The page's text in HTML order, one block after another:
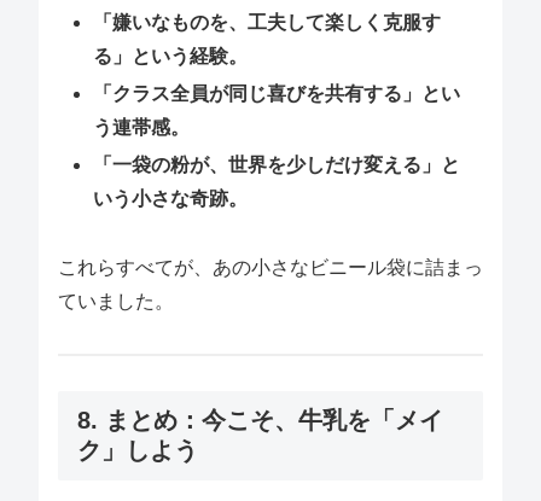
「嫌いなものを、工夫して楽しく克服す
る」という経験。
「クラス全員が同じ喜びを共有する」とい
う連帯感。
「一袋の粉が、世界を少しだけ変える」と
いう小さな奇跡。
これらすべてが、あの小さなビニール袋に詰まっ
ていました。
8. まとめ：今こそ、牛乳を「メイ
ク」しよう